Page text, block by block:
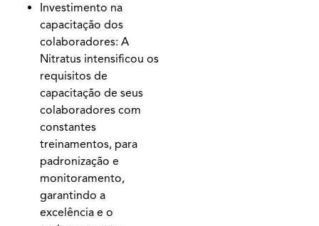
Investimento na
capacitação dos
colaboradores: A
Nitratus intensificou os
requisitos de
capacitação de seus
colaboradores com
constantes
treinamentos, para
padronização e
monitoramento,
garantindo a
excelência e o